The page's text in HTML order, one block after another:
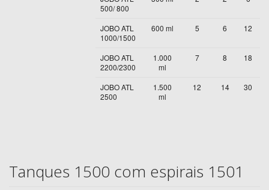
500/ 800
JOBO ATL
1000/1500
600 ml 5 6 12
JOBO ATL
2200/2300
1.000
ml
7 8 18
JOBO ATL
2500
1.500
ml
12 14 30
Tanques 1500 com espirais 1501